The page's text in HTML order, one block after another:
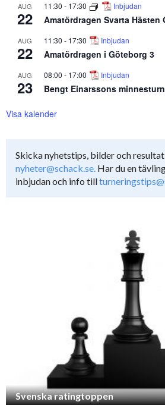
AUG
22
11:30 - 17:30 Inbjudan
Amatördragen Svarta Hästen
AUG
22
11:30 - 17:30 Inbjudan
Amatördragen i Göteborg 3
AUG
23
08:00 - 17:00 Inbjudan
Bengt Einarssons
Visa kalender
Skicka nyhetstips, bilder och
nyheter@schack.se. Har du en
inbjudan och info till
Svenska ratingtoppen